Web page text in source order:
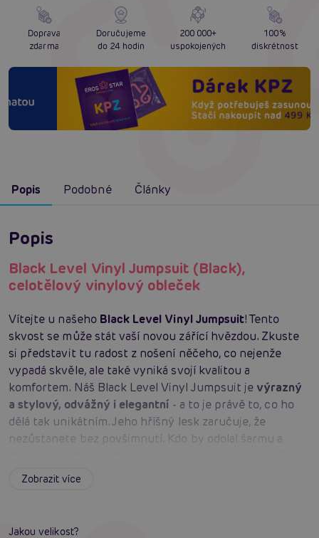
Doprava
zdarma
Doručujeme
do 24 hodin
200 000+
uspokojených
100%
diskrétnost
Popis Podobné Články
Popis
Black Level Vinyl Jumpsuit (Black),
celotělový vinylový obleček
Vítejte u našeho Black Level Vinyl Jumpsuit! Tento
skvost se může stát vaší novou zářící hvězdou. Zkuste
si představit tu radost z nošení něčeho, co nejenže
vypadá skvěle, ale také vyniká svojí kvalitou a
komfortem. Náš Black Level Vinyl Jumpsuit je výrazný
a stylový, odvážný i elegantní - a to je právě to, co ho
dělá tak unikátním. Jeho hříšný lesk zaručuje, že
nezůstanete bez povšimnutí. Kdo by odolal šarmu a
Jeho tvarovaný střih navíc zdůrazní vaše křivky a
ulitý. Je vyrobený z vysoce
Zobrazit více
Jakou velikost?